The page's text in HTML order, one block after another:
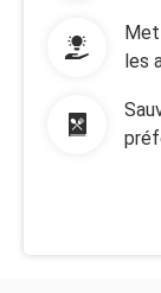
les